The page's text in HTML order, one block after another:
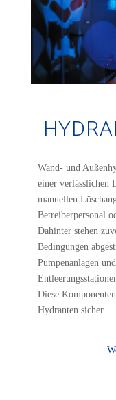
Wand- und
einer verlässlichen
manuellen
Betreiberpersonal
Dahinter stehen
Bedingungen
Pumpenanlagen
Diese
Hydranten sicher.